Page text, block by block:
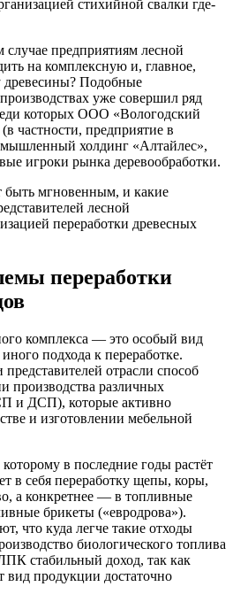
стихийной свалки где-
случае предприятиям лесной
на комплексную и, главное,
древесины? Подобные
уже совершил ряд
которых ООО «Вологодский
частности, предприятие в
холдинг «Алтайлес»,
игроки рынка деревообработки.
быть мгновенным, и какие
лесной
переработки древесных
переработки
комплекса — это особый вид
подхода к переработке.
отрасли способ
производства различных
и ДСП), которые активно
и изготовлении мебельной
в последние годы растёт
в себя переработку щепы, коры,
а конкретнее — в топливные
брикеты («евродрова»).
что куда легче такие отходы
биологического топлива
стабильный доход, так как
вид продукции достаточно